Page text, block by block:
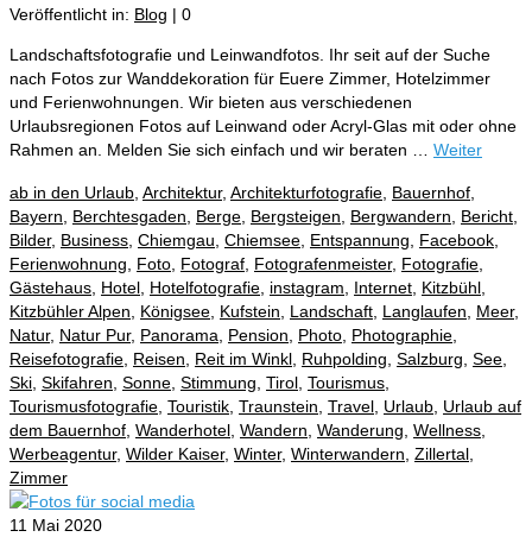
Veröffentlicht in: Blog | 0
Landschaftsfotografie und Leinwandfotos. Ihr seit auf der Suche
nach Fotos zur Wanddekoration für Euere Zimmer, Hotelzimmer
und Ferienwohnungen. Wir bieten aus verschiedenen
Urlaubsregionen Fotos auf Leinwand oder Acryl-Glas mit oder ohne
Rahmen an. Melden Sie sich einfach und wir beraten … Weiter
ab in den Urlaub, Architektur, Architekturfotografie, Bauernhof,
Bayern, Berchtesgaden, Berge, Bergsteigen, Bergwandern, Bericht,
Bilder, Business, Chiemgau, Chiemsee, Entspannung, Facebook,
Ferienwohnung, Foto, Fotograf, Fotografenmeister, Fotografie,
Gästehaus, Hotel, Hotelfotografie, instagram, Internet, Kitzbühl,
Kitzbühler Alpen, Königsee, Kufstein, Landschaft, Langlaufen, Meer,
Natur, Natur Pur, Panorama, Pension, Photo, Photographie,
Reisefotografie, Reisen, Reit im Winkl, Ruhpolding, Salzburg, See,
Ski, Skifahren, Sonne, Stimmung, Tirol, Tourismus,
Tourismusfotografie, Touristik, Traunstein, Travel, Urlaub, Urlaub auf
dem Bauernhof, Wanderhotel, Wandern, Wanderung, Wellness,
Werbeagentur, Wilder Kaiser, Winter, Winterwandern, Zillertal,
Zimmer
11 Mai 2020